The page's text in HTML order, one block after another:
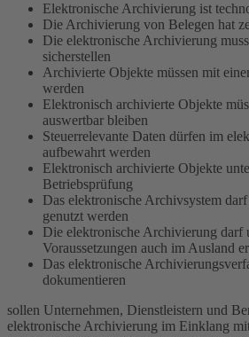
Elektronische Archivierung ist
Die Archivierung von Belegen hat
Die elektronische Archivierung
sicherstellen
Archivierte Objekte müssen mit
werden
Elektronisch archivierte Objekte
auswertbar bleiben
Steuerrelevante Daten dürfen im
aufbewahrt werden
Elektronisch archivierte Objekte
Betriebsprüfung
Das elektronische Archivsystem
genutzt werden
Die elektronische Archivierung darf
Voraussetzungen auch im Ausland
Das elektronische
dokumentieren
sollen Unternehmen, Dienstleistern und
elektronische Archivierung im Einklang